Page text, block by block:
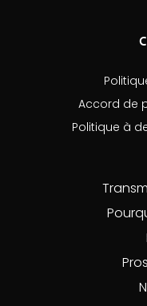
Accord de
Politique à